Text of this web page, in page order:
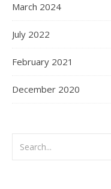
March 2024
July 2022
February 2021
December 2020